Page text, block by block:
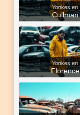
Yonkes en
Cullman
Yonkes en
Florence